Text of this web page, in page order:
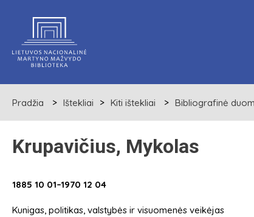
Pradžia Ištekliai Kiti ištekliai Bibliografinė
Krupavičius, Mykolas
1885 10 01–1970 12 04
Kunigas, politikas, valstybės ir visuomenės veikėjas